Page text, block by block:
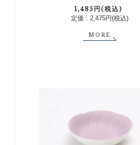
1,485円(税込)
定価：2,475円(税込)
MORE